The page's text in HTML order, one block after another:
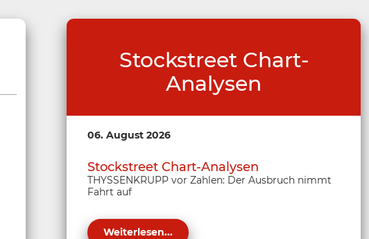
Stockstreet Chart-
Analysen
06. August 2026
Stockstreet Chart-Analysen
THYSSENKRUPP vor Zahlen: Der Ausbruch nimmt
Fahrt auf
Weiterlesen...